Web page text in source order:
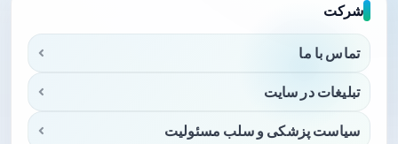
شرکت
تماس با ما
تبلیغات در سایت
سیاست پزشکی و سلب مسئولیت